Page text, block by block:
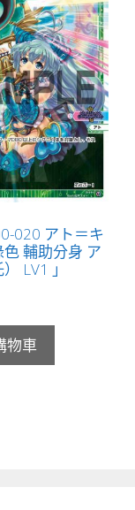
020 アト＝キ
色 輔助分身 ア
LV1 」
物車